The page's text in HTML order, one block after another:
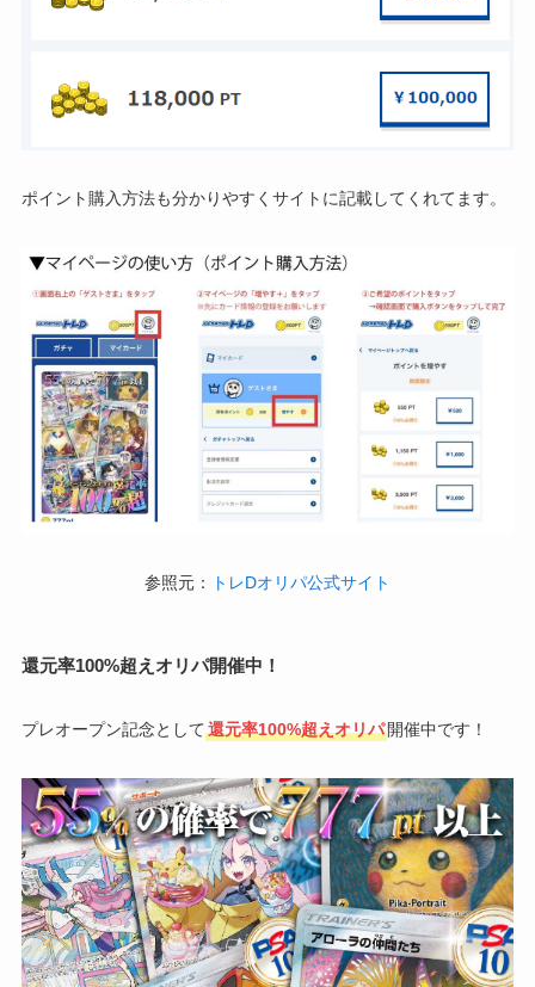
ポイント購入方法も分かりやすくサイトに記載してくれてます。
参照元： トレDオリパ公式サイト
還元率100%超えオリパ開催中！
プレオープン記念として還元率100%超えオリパ開催中です！